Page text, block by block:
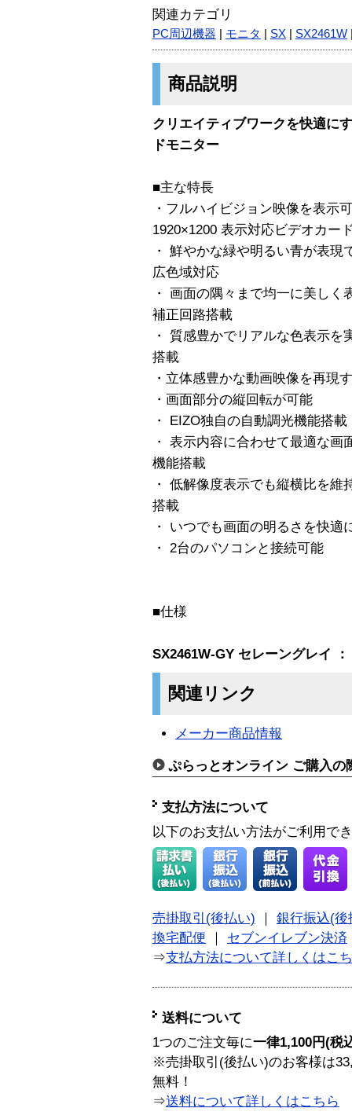
関連カテゴリ
PC周辺機器 モニタ SX SX2461W
商品説明
クリエイティブワークを快適に
ドモニター
■主な特長
・フルハイビジョン映像を表示
1920×1200 表示対応ビデオカー
・ 鮮やかな緑や明るい青が表現
広色域対応
・ 画面の隅々まで均一に美し
補正回路搭載
・ 質感豊かでリアルな色表示
搭載
・立体感豊かな動画映像を再現
・画面部分の縦回転が可能
・ EIZO独自の自動調光機能搭載
・ 表示内容に合わせて最適な
機能搭載
・ 低解像度表示でも縦横比を
搭載
・ いつでも画面の明るさを快適
・ 2台のパソコンと接続可能
■仕様
SX2461W-GY セレーングレイ ：
関連リンク
メーカー商品情報
ぷらっとオンライン ご購入の
支払方法について
以下のお支払い方法がご利用で
売掛取引(後払い)
銀行振込(後
換宅配便
セブンイレブン決済
⇒支払方法について詳しくはこ
送料について
1つのご注文毎に一律1,100円(税
※売掛取引(後払い)のお客様は
無料！
⇒送料について詳しくはこちら